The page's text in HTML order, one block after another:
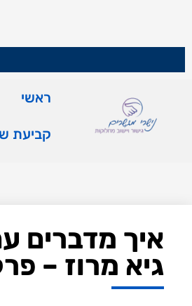
ראשי
קביעת
איך מדברים
גיא מרוז – פרק